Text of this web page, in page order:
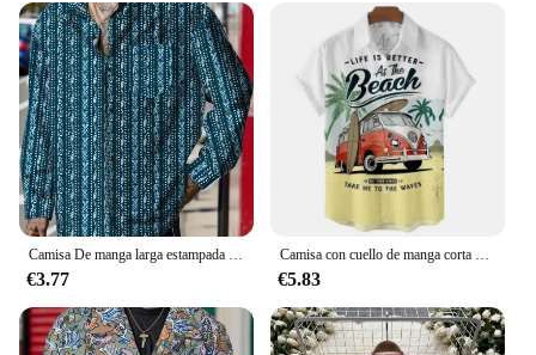
Camisa De manga larga estampada para Hombre, ropa informal, Primavera, Y2k
€3.77
Camisa con cuello de manga corta para hombre, camisa holgada bonita de arena, playa de Hawaii, yardas grandes, informal, Floral, para vacaciones en la playa
€5.83